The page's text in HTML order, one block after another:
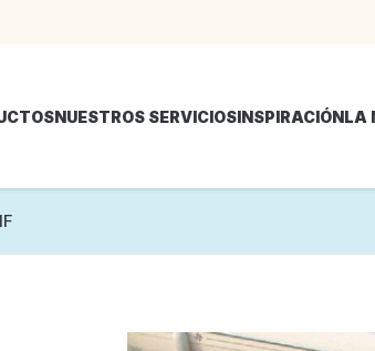
NUESTROS SERVICIOSINSPIRACIÓNLA